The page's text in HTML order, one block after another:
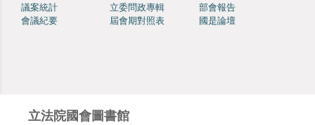
議案統計
會議紀要
立委問政專輯
屆會期對照表
部會報告
國是論壇
立法院國會圖書館